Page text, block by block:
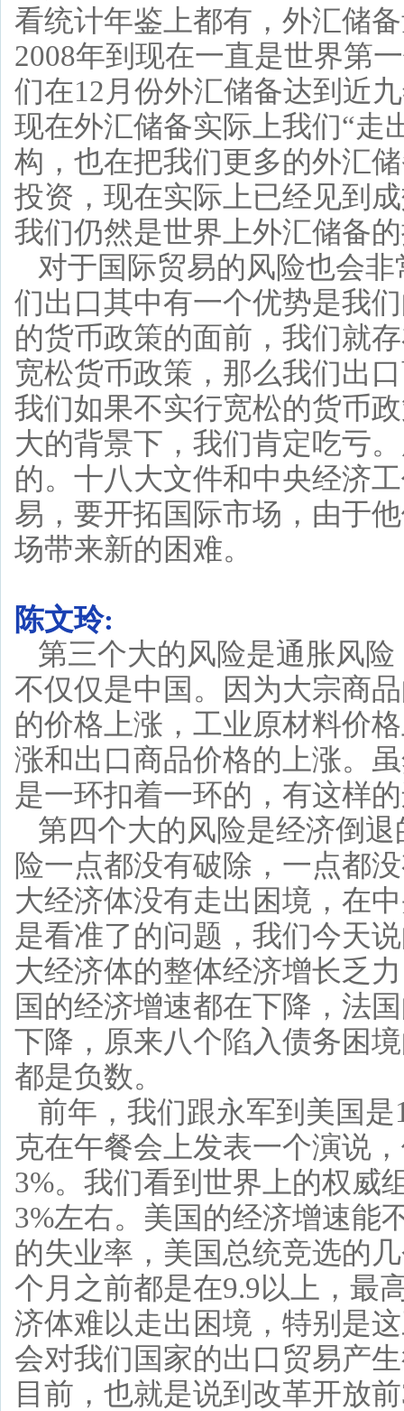
看统计年鉴上都有，外汇储
2008年到现在一直是世界第
们在12月份外汇储备达到近
现在外汇储备实际上我们“走
构，也在把我们更多的外汇
投资，现在实际上已经见到
我们仍然是世界上外汇储备
对于国际贸易的风险也会
们出口其中有一个优势是我
的货币政策的面前，我们就
宽松货币政策，那么我们出
我们如果不实行宽松的货币
大的背景下，我们肯定吃亏
的。十八大文件和中央经济
易，要开拓国际市场，由于
场带来新的困难。
陈文玲:
第三个大的风险是通胀风
不仅仅是中国。因为大宗商
的价格上涨，工业原材料价
涨和出口商品价格的上涨。
是一环扣着一环的，有这样
第四个大的风险是经济倒
险一点都没有破除，一点都
大经济体没有走出困境，在
是看准了的问题，我们今天
大经济体的整体经济增长乏
国的经济增速都在下降，法
下降，原来八个陷入债务困
都是负数。
前年，我们跟永军到美国
克在午餐会上发表一个演说
3%。我们看到世界上的权威
3%左右。美国的经济增速能
的失业率，美国总统竞选的
个月之前都是在9.9以上，最
济体难以走出困境，特别是
会对我们国家的出口贸易产
目前，也就是说到改革开放